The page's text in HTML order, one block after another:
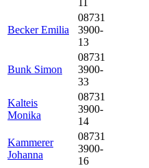
Becker Emilia
08731
3900-
13
Bunk Simon
08731
3900-
33
Kalteis
Monika
08731
3900-
14
Kammerer
Johanna
08731
3900-
16